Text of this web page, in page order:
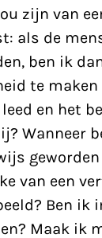
zijn van
als de
ben ik
te
en het
Wanneer
van een
Ben ik
Maak ik